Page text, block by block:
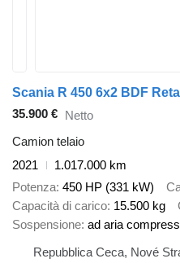
Scania R 450 6x2 BDF
35.900 € Netto
Camion telaio
2021
1.017.000 km
Potenza 450 HP (331 kW)
Capacità di carico 15.500 kg
Sospensione ad aria
Repubblica Ceca, Nové